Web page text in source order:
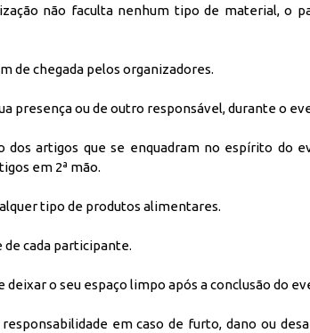
não faculta nenhum tipo de material, o
de chegada pelos organizadores.
presença ou de outro responsável, durante o
dos artigos que se enquadram no espírito do
em 2ª mão.
tipo de produtos alimentares.
de cada participante.
o seu espaço limpo após a conclusão do
em caso de furto, dano ou